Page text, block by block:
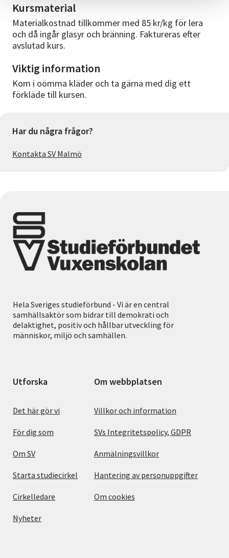
Kursmaterial
Materialkostnad tillkommer med 85 kr/kg för lera
och då ingår glasyr och bränning. Faktureras efter
avslutad kurs.
Viktig information
Kom i oömma kläder och ta gärna med dig ett
förkläde till kursen.
Har du några frågor?
Kontakta SV Malmö
Hela Sveriges studieförbund - Vi är en central
samhällsaktör som bidrar till demokrati och
delaktighet, positiv och hållbar utveckling för
människor, miljö och samhällen.
Utforska
Det här gör vi
För dig som
Om SV
Starta studiecirkel
Cirkelledare
Nyheter
Om webbplatsen
Villkor och information
SVs Integritetspolicy, GDPR
Anmälningsvillkor
Hantering av personuppgifter
Om cookies